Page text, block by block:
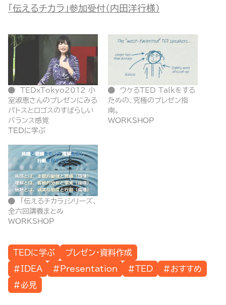
「伝えるチカラ」参加受付（内田洋行様）
TEDxTokyo2012 小
室淑恵さんのプレゼンにみる
パトスとロゴスのすばらしい
バランス感覚
TEDに学ぶ
ウケるTED Talkをする
ための、究極のプレゼン指
南。
WORKSHOP
「伝えるチカラ」シリーズ、
全六回講義まとめ
WORKSHOP
TEDに学ぶ
プレゼン・資料作成
#IDEA
#Presentation #TED
#おすすめ
#必見